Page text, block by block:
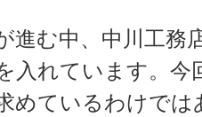
進む中、中川工務
入れています。今
めているわけでは